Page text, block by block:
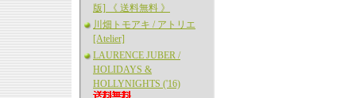
版] 《 送料無料 》
川畑トモアキ / アトリエ
[Atelier]
LAURENCE JUBER /
HOLIDAYS &
HOLLYNIGHTS ('16)